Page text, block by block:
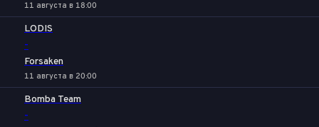
11 августа в 18:00
LODIS
-
Forsaken
11 августа в 20:00
Bomba Team
-